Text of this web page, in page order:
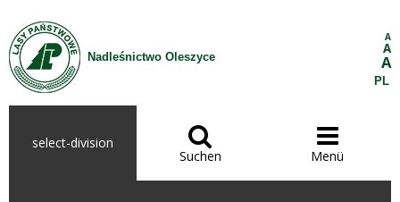
Zum Inhalt wechseln
Nadleśnictwo Oleszyce
A
A
A
PL
select-division 
Suchen

Menü